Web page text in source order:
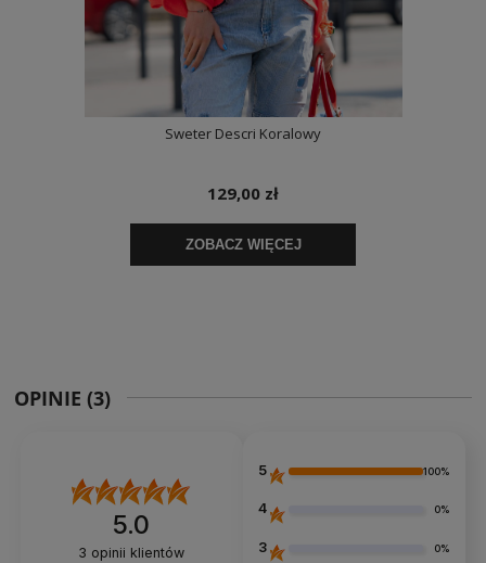
OPINIE (3)
5.0
3 opinii klientów
5 100%
4 0%
3 0%